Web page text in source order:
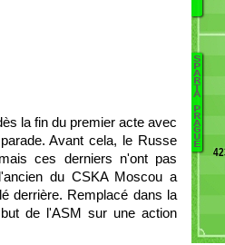
la fin du premier acte avec
Avant cela, le Russe
ces derniers n'ont pas
du CSKA Moscou a
derrière. Remplacé dans la
de l'ASM sur une action
S
P
A
R
T
A
P
R
A
G
U
E